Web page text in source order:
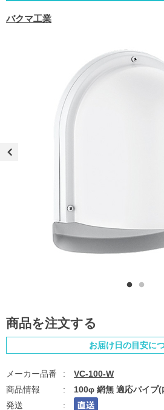
バクマ工業
商品を注文する
お届け日の目安に
VC-100-W
100φ 網無 適応パイプ(